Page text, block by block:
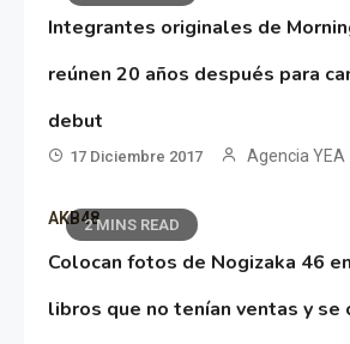
Integrantes originales de
reúnen 20 años después para
debut
17 Diciembre 2017 Agencia YEA
2 MINS READ
AKB48
Colocan fotos de Nogizaka 46
libros que no tenían ventas y se